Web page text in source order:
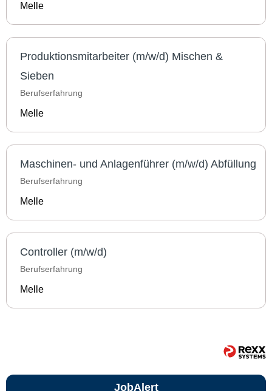
Melle
Produktionsmitarbeiter (m/w/d) Mischen &
Sieben
Berufserfahrung
Melle
Maschinen- und Anlagenführer (m/w/d) Abfüllung
Berufserfahrung
Melle
Controller (m/w/d)
Berufserfahrung
Melle
JobAlert